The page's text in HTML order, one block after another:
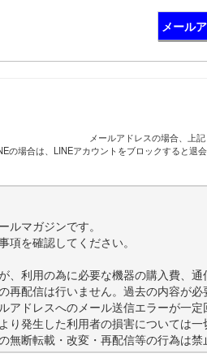
メール
メールアドレスの場合、上
の場合は、LINEアカウントをブロックすると退
ルマガジンです。
を確認してください。
、利用の為に必要な機器の購入費、通
再配信は行いません。過去の内容が
アドレスへのメール送信エラーが一
り発生した利用者の損害については一
無断転載・改変・再配信等の行為は禁